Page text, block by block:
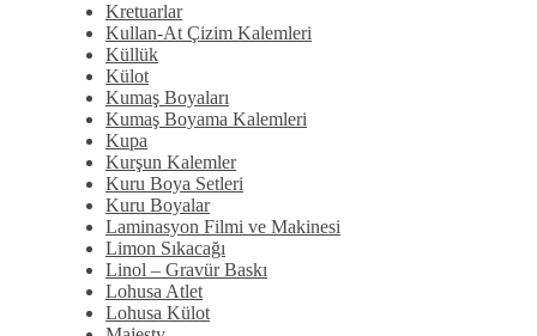
Kretuarlar
Kullan-At Çizim Kalemleri
Küllük
Külot
Kumaş Boyaları
Kumaş Boyama Kalemleri
Kupa
Kurşun Kalemler
Kuru Boya Setleri
Kuru Boyalar
Laminasyon Filmi ve Makinesi
Limon Sıkacağı
Linol – Gravür Baskı
Lohusa Atlet
Lohusa Külot